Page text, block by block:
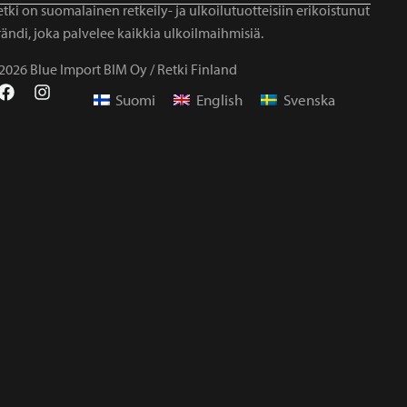
on suomalainen retkeily- ja ulkoilutuotteisiin erikoistunut
joka palvelee kaikkia ulkoilmaihmisiä.
Blue Import BIM Oy / Retki Finland
Suomi English Svenska